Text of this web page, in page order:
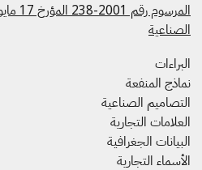
المنفعة
الصناعية
التجارية
الجغرافية
التجارية